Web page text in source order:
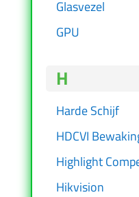
Glasvezel
GPU
H
Harde Schijf
HDCVI
Highlight
Hikvision